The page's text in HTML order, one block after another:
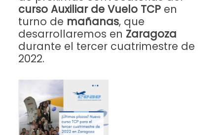
curso Auxiliar de Vuelo TCP en
turno de mañanas, que
desarrollaremos en Zaragoza
durante el tercer cuatrimestre de
2022.